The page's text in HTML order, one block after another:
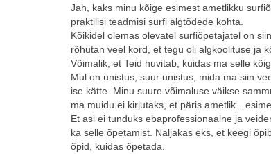
Jah, kaks minu kõige esimest ametlikku
praktilisi teadmisi surfi algtõdede kohta.
Kõikidel olemas olevatel surfiõpetajatel on
rõhutan veel kord, et tegu oli algkoolituse ja
Võimalik, et Teid huvitab, kuidas ma selle
Mul on unistus, suur unistus, mida ma siin
ise kätte. Minu suure võimaluse väikse
ma muidu ei kirjutaks, et päris
Et asi ei tunduks ebaprofessionaalne ja
ka selle õpetamist. Naljakas eks, et keegi
õpid, kuidas õpetada.